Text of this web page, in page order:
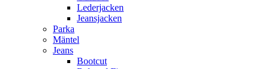
Lederjacken
Jeansjacken
Parka
Mäntel
Jeans
Bootcut